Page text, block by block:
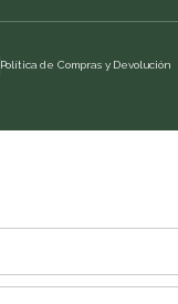
Política de Compras y Devolución